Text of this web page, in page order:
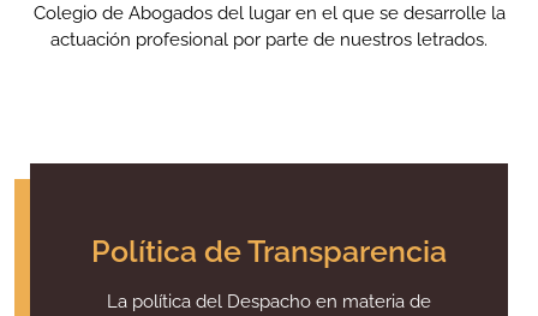
Colegio de Abogados del lugar en el que se desarrolle la
actuación profesional por parte de nuestros letrados.
Política de Transparencia
La política del Despacho en materia de